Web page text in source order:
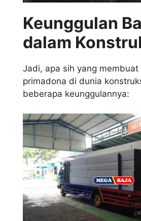
Keunggulan
dalam
Jadi, apa sih yang membuat
primadona di dunia
beberapa keunggulannya: